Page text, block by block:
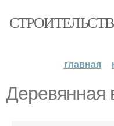
главная
Деревянная